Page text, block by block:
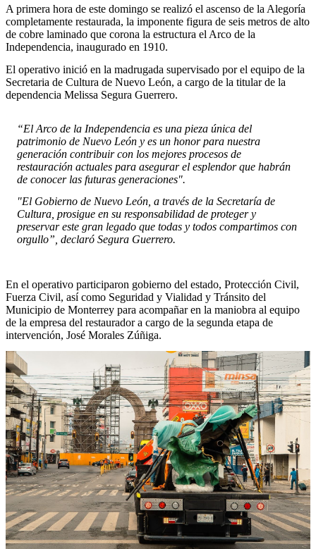
A primera hora de este domingo se realizó el ascenso de la Alegoría
completamente restaurada, la imponente figura de seis metros de alto
de cobre laminado que corona la estructura el Arco de la
Independencia, inaugurado en 1910.
El operativo inició en la madrugada supervisado por el equipo de la
Secretaria de Cultura de Nuevo León, a cargo de la titular de la
dependencia Melissa Segura Guerrero.
“El Arco de la Independencia es una pieza única del
patrimonio de Nuevo León y es un honor para nuestra
generación contribuir con los mejores procesos de
restauración actuales para asegurar el esplendor que habrán
de conocer las futuras generaciones".
"El Gobierno de Nuevo León, a través de la Secretaría de
Cultura, prosigue en su responsabilidad de proteger y
preservar este gran legado que todas y todos compartimos con
orgullo”, declaró Segura Guerrero.
En el operativo participaron gobierno del estado, Protección Civil,
Fuerza Civil, así como Seguridad y Vialidad y Tránsito del
Municipio de Monterrey para acompañar en la maniobra al equipo
de la empresa del restaurador a cargo de la segunda etapa de
intervención, José Morales Zúñiga.